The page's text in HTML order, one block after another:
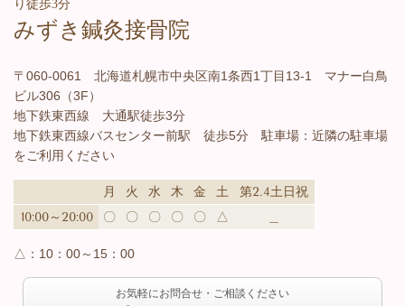
り徒歩3分
みずき鍼灸接骨院
〒060-0061 北海道札幌市中央区南1条西1丁目13-1 マナー白鳥
ビル306（3F）
地下鉄東西線 大通駅徒歩3分
地下鉄東西線バスセンター前駅 徒歩5分 駐車場：近隣の駐車場
をご利用ください
月 火 水 木 金 土
第2.4土日祝
10:00～20:00
〇 〇 〇 〇 〇 △
△： 10：00～15：00
お気軽にお問合せ・ご相談ください